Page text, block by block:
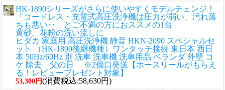
HK-1890シリーズがさらに使いやすくモデルチェンジ！
「コードレス・充電式高圧洗浄機は圧力が弱い、汚れ落
ちも悪い‥」とご不満の方におススメの1台
黄砂、花粉の洗い流しに
ヒダカ 家庭用 高圧洗浄機 静音 HKN-2090 スペシャルセ
ット （HK-1890後継機種）ワンタッチ接続 東日本 西日
本 50Hz/60Hz 別 洗車 洗車機 洗車用品 ベランダ 外壁 コ
ケ 除去 父の日 ※2個口発送【ホースリールがもらえ
る！レビュープレゼント対象】
53,300円(消費税込:58,630円)